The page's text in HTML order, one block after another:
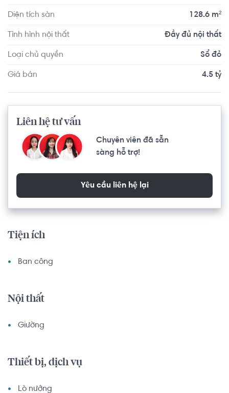
Diện tích sàn 128.6 m²
Tình hình nội thất Đầy đủ nội thất
Loại chủ quyền Sổ đỏ
Giá bán 4.5 tỷ
Liên hệ tư vấn
Chuyên viên đã sẵn
sàng hỗ trợ!
Yêu cầu liên hệ lại
Tiện ích
Ban công
Nội thất
Giường
Thiết bị, dịch vụ
Lò nướng